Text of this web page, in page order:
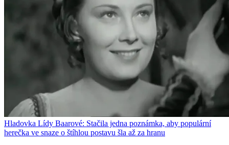
Hladovka Lídy Baarové: Stačila jedna poznámka, aby populární
herečka ve snaze o štíhlou postavu šla až za hranu